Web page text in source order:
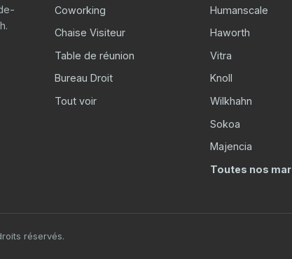
Coworking
Chaise Visiteur
Table de réunion
Bureau Droit
Tout voir
Humanscale
Haworth
Vitra
Knoll
Wilkhahn
Sokoa
Majencia
Toutes nos
réservés.